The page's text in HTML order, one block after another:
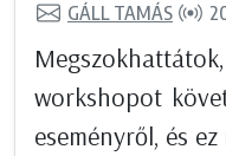
GÁLL TAMÁS
workshopot
eseményről, és